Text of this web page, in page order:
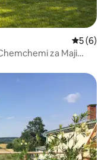
5 (6)
za Maji